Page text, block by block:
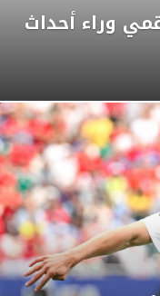
وراء أحداث